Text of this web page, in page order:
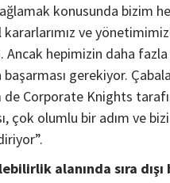
konusunda bizim
kararlarımız ve
Ancak hepimizin daha fazla
gerekiyor.
de Corporate Knights
çok olumlu bir adım ve
alanında sıra